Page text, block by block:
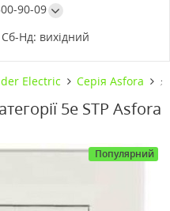
90-09
Нд: вихідний
Electric Cерія Asfora
5e STP Asfora
Популярний